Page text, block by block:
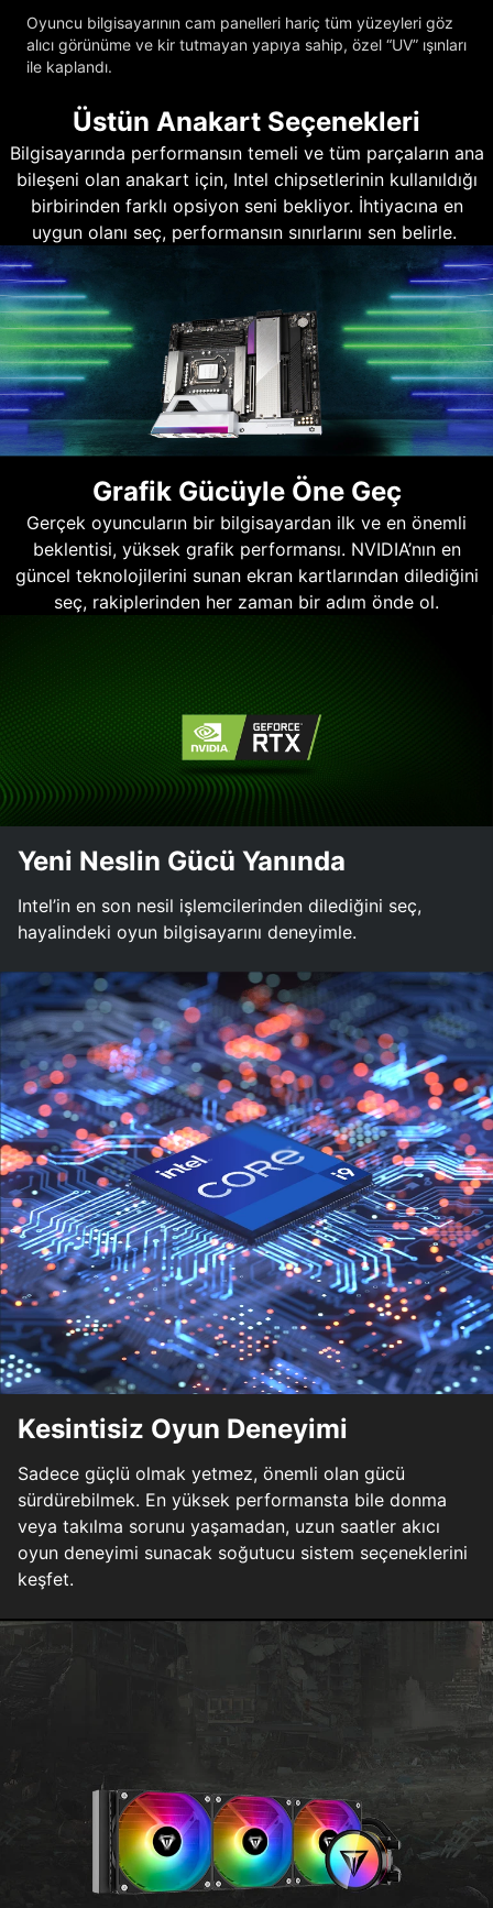
Oyuncu bilgisayarının cam panelleri hariç tüm yüzeyleri göz
alıcı görünüme ve kir tutmayan yapıya sahip, özel “UV” ışınları
ile kaplandı.
Üstün Anakart Seçenekleri
Bilgisayarında performansın temeli ve tüm parçaların ana
bileşeni olan anakart için, Intel chipsetlerinin kullanıldığı
birbirinden farklı opsiyon seni bekliyor. İhtiyacına en
uygun olanı seç, performansın sınırlarını sen belirle.
Grafik Gücüyle Öne Geç
Gerçek oyuncuların bir bilgisayardan ilk ve en önemli
beklentisi, yüksek grafik performansı. NVIDIA’nın en
güncel teknolojilerini sunan ekran kartlarından dilediğini
seç, rakiplerinden her zaman bir adım önde ol.
Yeni Neslin Gücü Yanında
Intel’in en son nesil işlemcilerinden dilediğini seç,
hayalindeki oyun bilgisayarını deneyimle.
Kesintisiz Oyun Deneyimi
Sadece güçlü olmak yetmez, önemli olan gücü
sürdürebilmek. En yüksek performansta bile donma
veya takılma sorunu yaşamadan, uzun saatler akıcı
oyun deneyimi sunacak soğutucu sistem seçeneklerini
keşfet.